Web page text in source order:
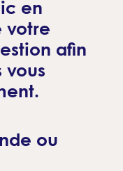
en
votre
afin
vous
ou